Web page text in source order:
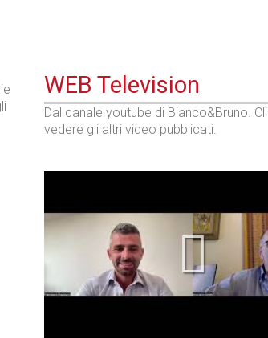
WEB Television
Dal canale youtube di Bianco&Bruno.
vedere gli altri video pubblicati.